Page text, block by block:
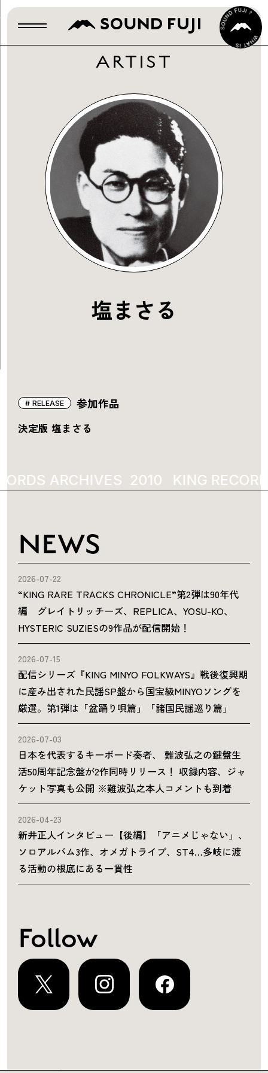
ARTIST
塩まさる
参加作品
RELEASE
決定版 塩まさる
ARCHIVES 2010 KING
NEWS
2026-07-22
“KING RARE TRACKS CHRONICLE”第2弾は90年代
編 グレイトリッチーズ、REPLICA、YOSU-KO、
HYSTERIC SUZIESの9作品が配信開始！
2026-07-15
配信シリーズ『KING MINYO FOLKWAYS』戦後復興期
に産み出された民謡SP盤から国宝級MINYOソングを
厳選。第1弾は「盆踊り唄篇」「諸国民謡巡り篇」
2026-07-03
日本を代表するキーボード奏者、 難波弘之の鍵盤生
活50周年記念盤が2作同時リリース！ 収録内容、ジャ
ケット写真も公開 ※難波弘之本人コメントも到着
2026-04-23
新井正人インタビュー【後編】「アニメじゃない」、
ソロアルバム3作、オメガトライブ、ST4…多岐に渡
る活動の根底にある一貫性
Follow